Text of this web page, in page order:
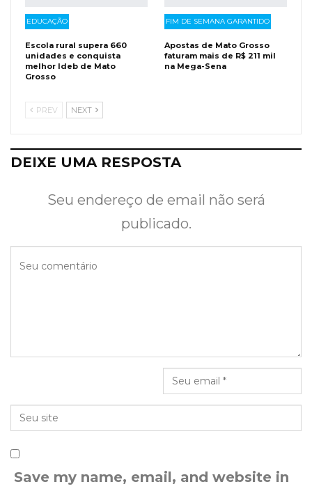
EDUCAÇÃO
Escola rural supera 660
unidades e conquista
melhor Ideb de Mato
Grosso
FIM DE SEMANA GARANTIDO
Apostas de Mato Grosso
faturam mais de R$ 211 mil
na Mega-Sena
PREV NEXT
DEIXE UMA RESPOSTA
Seu endereço de email não será
publicado.
Save my name, email, and website in